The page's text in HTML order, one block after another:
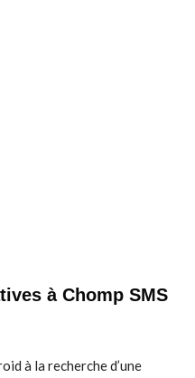
à Chomp SMS
à la recherche d’une